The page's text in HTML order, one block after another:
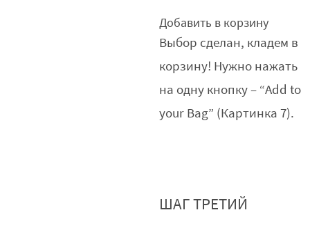
Добавить в корзину
Выбор сделан, кладем в
корзину! Нужно нажать
на одну кнопку – “Add to
your Bag” (Картинка 7).
ШАГ ТРЕТИЙ